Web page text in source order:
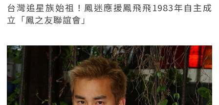
台灣追星族始祖！鳳迷應援鳳飛飛1983年自主成
立「鳳之友聯誼會」